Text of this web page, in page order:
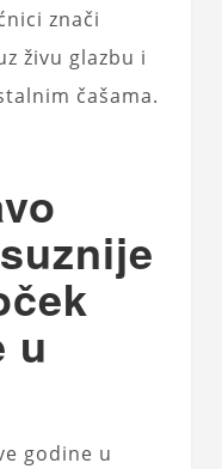
znači
živu glazbu i
čašama.
u
godine u